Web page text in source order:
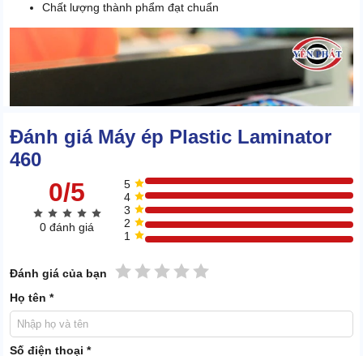
Chất lượng thành phẩm đạt chuẩn
Khi nhìn vào thành phẩm của quá trình ép plastic bằng máy
Laminator 460, đảm bảo bạn sẽ thấy ưng ý.
Đánh giá Máy ép Plastic Laminator
460
0/5
0 đánh giá
5
4
3
2
1
Đánh giá của bạn 5 sao
4 sao
3 sao
2 sao
1 sao
Họ tên *
Số điện thoại *